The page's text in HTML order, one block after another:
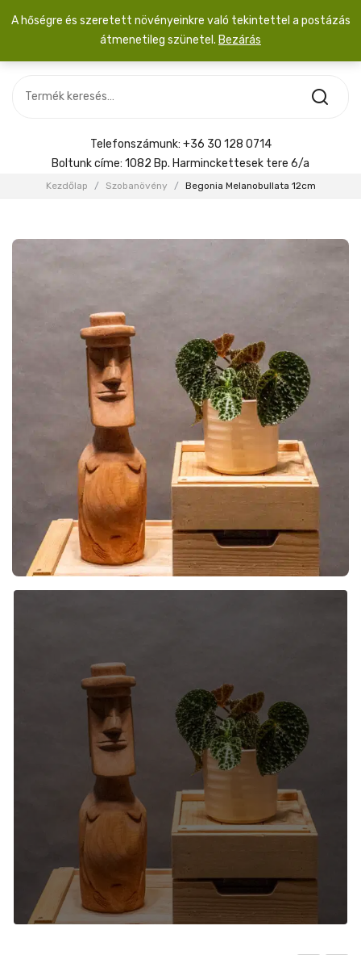
SZOBANÖVÉNY
KIEGÉSZÍTŐK
Menyasszonyi csokor
Telefonszámunk: +36 30 128 0714
Boltunk címe: 1082 Bp. Harminckettesek tere 6/a
Kezdőlap / Szobanövény / Begonia Melanobullata 12cm
A hőségre és szeretett növényeinkre való tekintettel a postázás
átmenetileg szünetel. Bezárás